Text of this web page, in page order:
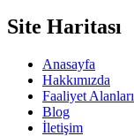
Site Haritası
Anasayfa
Hakkımızda
Faaliyet Alanları
Blog
İletişim